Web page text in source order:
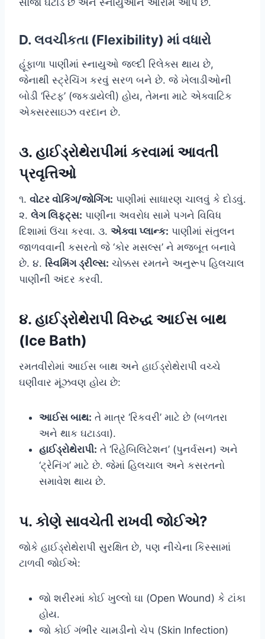
D. લવચીકતા (Flexibility) માં વધારો
હૂંફાળા પાણીમાં સ્નાયુઓ જલ્દી રિલેક્સ થાય છે,
જેનાથી સ્ટ્રેચિંગ કરવું સરળ બને છે. જે ખેલાડીઓની
બોડી ‘સ્ટિફ’ (જકડાયેલી) હોય, તેમના માટે એક્વાટિક
એક્સરસાઇઝ વરદાન છે.
૩. હાઈડ્રોથેરાપીમાં કરવામાં આવતી
પ્રવૃત્તિઓ
૧. વોટર વોકિંગ/જોગિંગ: પાણીમાં સાધારણ ચાલવું કે દોડવું.
૨. લેગ લિફ્ટ્સ: પાણીના અવરોધ સામે પગને વિવિધ
દિશામાં ઉંચા કરવા. ૩. એક્વા પ્લાન્ક: પાણીમાં સંતુલન
જાળવવાની કસરતો જે ‘કોર મસલ્સ’ ને મજબૂત બનાવે
છે. ૪. સ્વિમિંગ ડ્રીલ્સ: ચોક્કસ રમતને અનુરૂપ હિલચાલ
પાણીની અંદર કરવી.
૪. હાઈડ્રોથેરાપી વિરુદ્ધ આઈસ બાથ
(Ice Bath)
રમતવીરોમાં આઈસ બાથ અને હાઈડ્રોથેરાપી વચ્ચે
ઘણીવાર મૂંઝવણ હોય છે:
આઈસ બાથ: તે માત્ર ‘રિકવરી’ માટે છે (બળતરા
અને થાક ઘટાડવા).
હાઈડ્રોથેરાપી: તે ‘રિહેબિલિટેશન’ (પુનર્વસન) અને
‘ટ્રેનિંગ’ માટે છે. જેમાં હિલચાલ અને કસરતનો
સમાવેશ થાય છે.
૫. કોણે સાવચેતી રાખવી જોઈએ?
જોકે હાઈડ્રોથેરાપી સુરક્ષિત છે, પણ નીચેના કિસ્સામાં
ટાળવી જોઈએ:
જો શરીરમાં કોઈ ખુલ્લો ઘા (Open Wound) કે ટાંકા
હોય.
જો કોઈ ગંભીર ચામડીનો ચેપ (Skin Infection)